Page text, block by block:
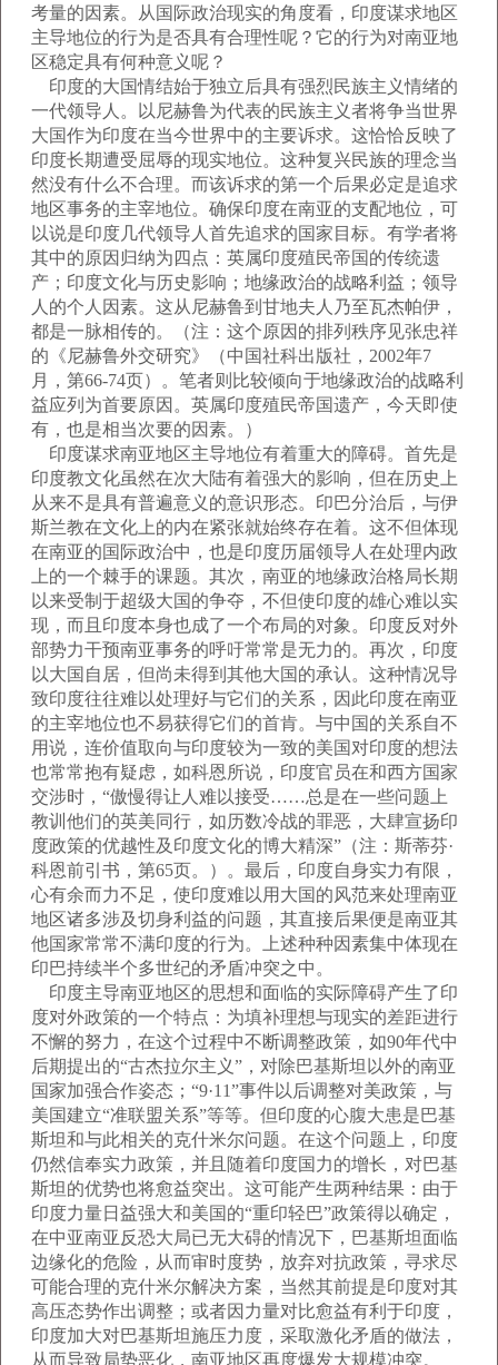
考量的因素。从国际政治现实的角度看，印度谋求地区
主导地位的行为是否具有合理性呢？它的行为对南亚地
区稳定具有何种意义呢？
印度的大国情结始于独立后具有强烈民族主义情绪的
一代领导人。以尼赫鲁为代表的民族主义者将争当世界
大国作为印度在当今世界中的主要诉求。这恰恰反映了
印度长期遭受屈辱的现实地位。这种复兴民族的理念当
然没有什么不合理。而该诉求的第一个后果必定是追求
地区事务的主宰地位。确保印度在南亚的支配地位，可
以说是印度几代领导人首先追求的国家目标。有学者将
其中的原因归纳为四点：英属印度殖民帝国的传统遗
产；印度文化与历史影响；地缘政治的战略利益；领导
人的个人因素。这从尼赫鲁到甘地夫人乃至瓦杰帕伊，
都是一脉相传的。（注：这个原因的排列秩序见张忠祥
的《尼赫鲁外交研究》（中国社科出版社，2002年7
月，第66-74页）。笔者则比较倾向于地缘政治的战略利
益应列为首要原因。英属印度殖民帝国遗产，今天即使
有，也是相当次要的因素。）
印度谋求南亚地区主导地位有着重大的障碍。首先是
印度教文化虽然在次大陆有着强大的影响，但在历史上
从来不是具有普遍意义的意识形态。印巴分治后，与伊
斯兰教在文化上的内在紧张就始终存在着。这不但体现
在南亚的国际政治中，也是印度历届领导人在处理内政
上的一个棘手的课题。其次，南亚的地缘政治格局长期
以来受制于超级大国的争夺，不但使印度的雄心难以实
现，而且印度本身也成了一个布局的对象。印度反对外
部势力干预南亚事务的呼吁常常是无力的。再次，印度
以大国自居，但尚未得到其他大国的承认。这种情况导
致印度往往难以处理好与它们的关系，因此印度在南亚
的主宰地位也不易获得它们的首肯。与中国的关系自不
用说，连价值取向与印度较为一致的美国对印度的想法
也常常抱有疑虑，如科恩所说，印度官员在和西方国家
交涉时，“傲慢得让人难以接受……总是在一些问题上
教训他们的英美同行，如历数冷战的罪恶，大肆宣扬印
度政策的优越性及印度文化的博大精深”（注：斯蒂芬·
科恩前引书，第65页。）。最后，印度自身实力有限，
心有余而力不足，使印度难以用大国的风范来处理南亚
地区诸多涉及切身利益的问题，其直接后果便是南亚其
他国家常常不满印度的行为。上述种种因素集中体现在
印巴持续半个多世纪的矛盾冲突之中。
印度主导南亚地区的思想和面临的实际障碍产生了印
度对外政策的一个特点：为填补理想与现实的差距进行
不懈的努力，在这个过程中不断调整政策，如90年代中
后期提出的“古杰拉尔主义”，对除巴基斯坦以外的南亚
国家加强合作姿态；“9·11”事件以后调整对美政策，与
美国建立“准联盟关系”等等。但印度的心腹大患是巴基
斯坦和与此相关的克什米尔问题。在这个问题上，印度
仍然信奉实力政策，并且随着印度国力的增长，对巴基
斯坦的优势也将愈益突出。这可能产生两种结果：由于
印度力量日益强大和美国的“重印轻巴”政策得以确定，
在中亚南亚反恐大局已无大碍的情况下，巴基斯坦面临
边缘化的危险，从而审时度势，放弃对抗政策，寻求尽
可能合理的克什米尔解决方案，当然其前提是印度对其
高压态势作出调整；或者因力量对比愈益有利于印度，
印度加大对巴基斯坦施压力度，采取激化矛盾的做法，
从而导致局势恶化，南亚地区再度爆发大规模冲突。